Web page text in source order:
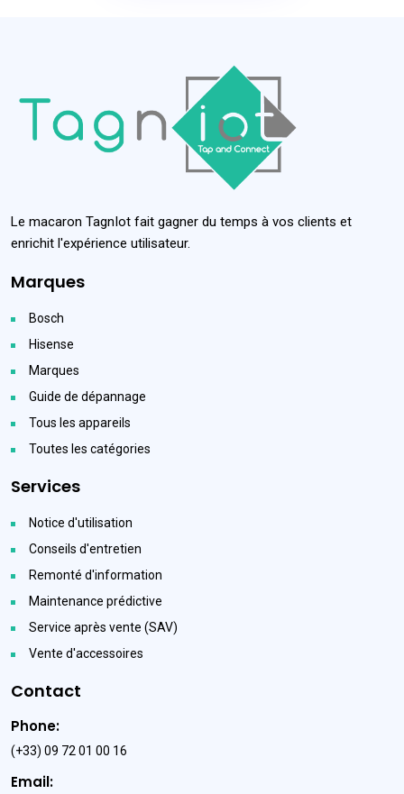
Le macaron TagnIot fait gagner du temps à vos clients et
enrichit l'expérience utilisateur.
Marques
Bosch
Hisense
Marques
Guide de dépannage
Tous les appareils
Toutes les catégories
Services
Notice d'utilisation
Conseils d'entretien
Remonté d'information
Maintenance prédictive
Service après vente (SAV)
Vente d'accessoires
Contact
Phone:
(+33) 09 72 01 00 16
Email: